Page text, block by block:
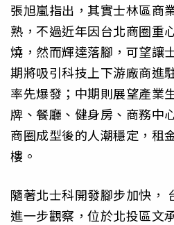
張旭嵐指出，其實士林區商
熟，不過近年因台北商圈重
燒，然而輝達落腳，可望讓
期將吸引科技上下游廠商進
率先爆發；中期則展望產業
牌、餐廳、健身房、商務中
商圈成型後的人潮穩定，租
樓。
隨著北士科開發腳步加快，
進一步觀察，位於北投區文